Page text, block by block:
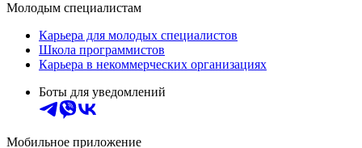
Молодым специалистам
Карьера для молодых специалистов
Школа программистов
Карьера в некоммерческих организациях
Боты для уведомлений
Мобильное приложение